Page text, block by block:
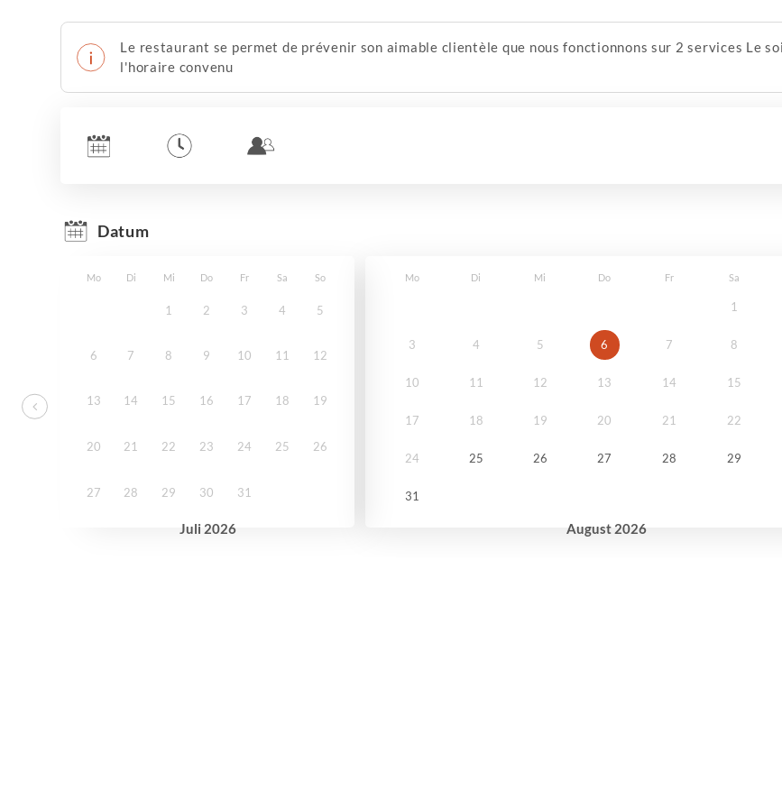
Le restaurant se permet de prévenir son aimable clientèle que nous fonctionnons sur 2 services Le
l'horaire convenu
Datum
Juli 2026
Mo Di Mi Do Fr Sa So
1 2 3 4 5
6 7 8 9 10 11 12
13 14 15 16 17 18 19
20 21 22 23 24 25 26
27 28 29 30 31
August 2026
Mo Di Mi Do Fr Sa
1
3 4 5 6 7 8
10 11 12 13 14 15
17 18 19 20 21 22
24 25 26 27 28 29
31